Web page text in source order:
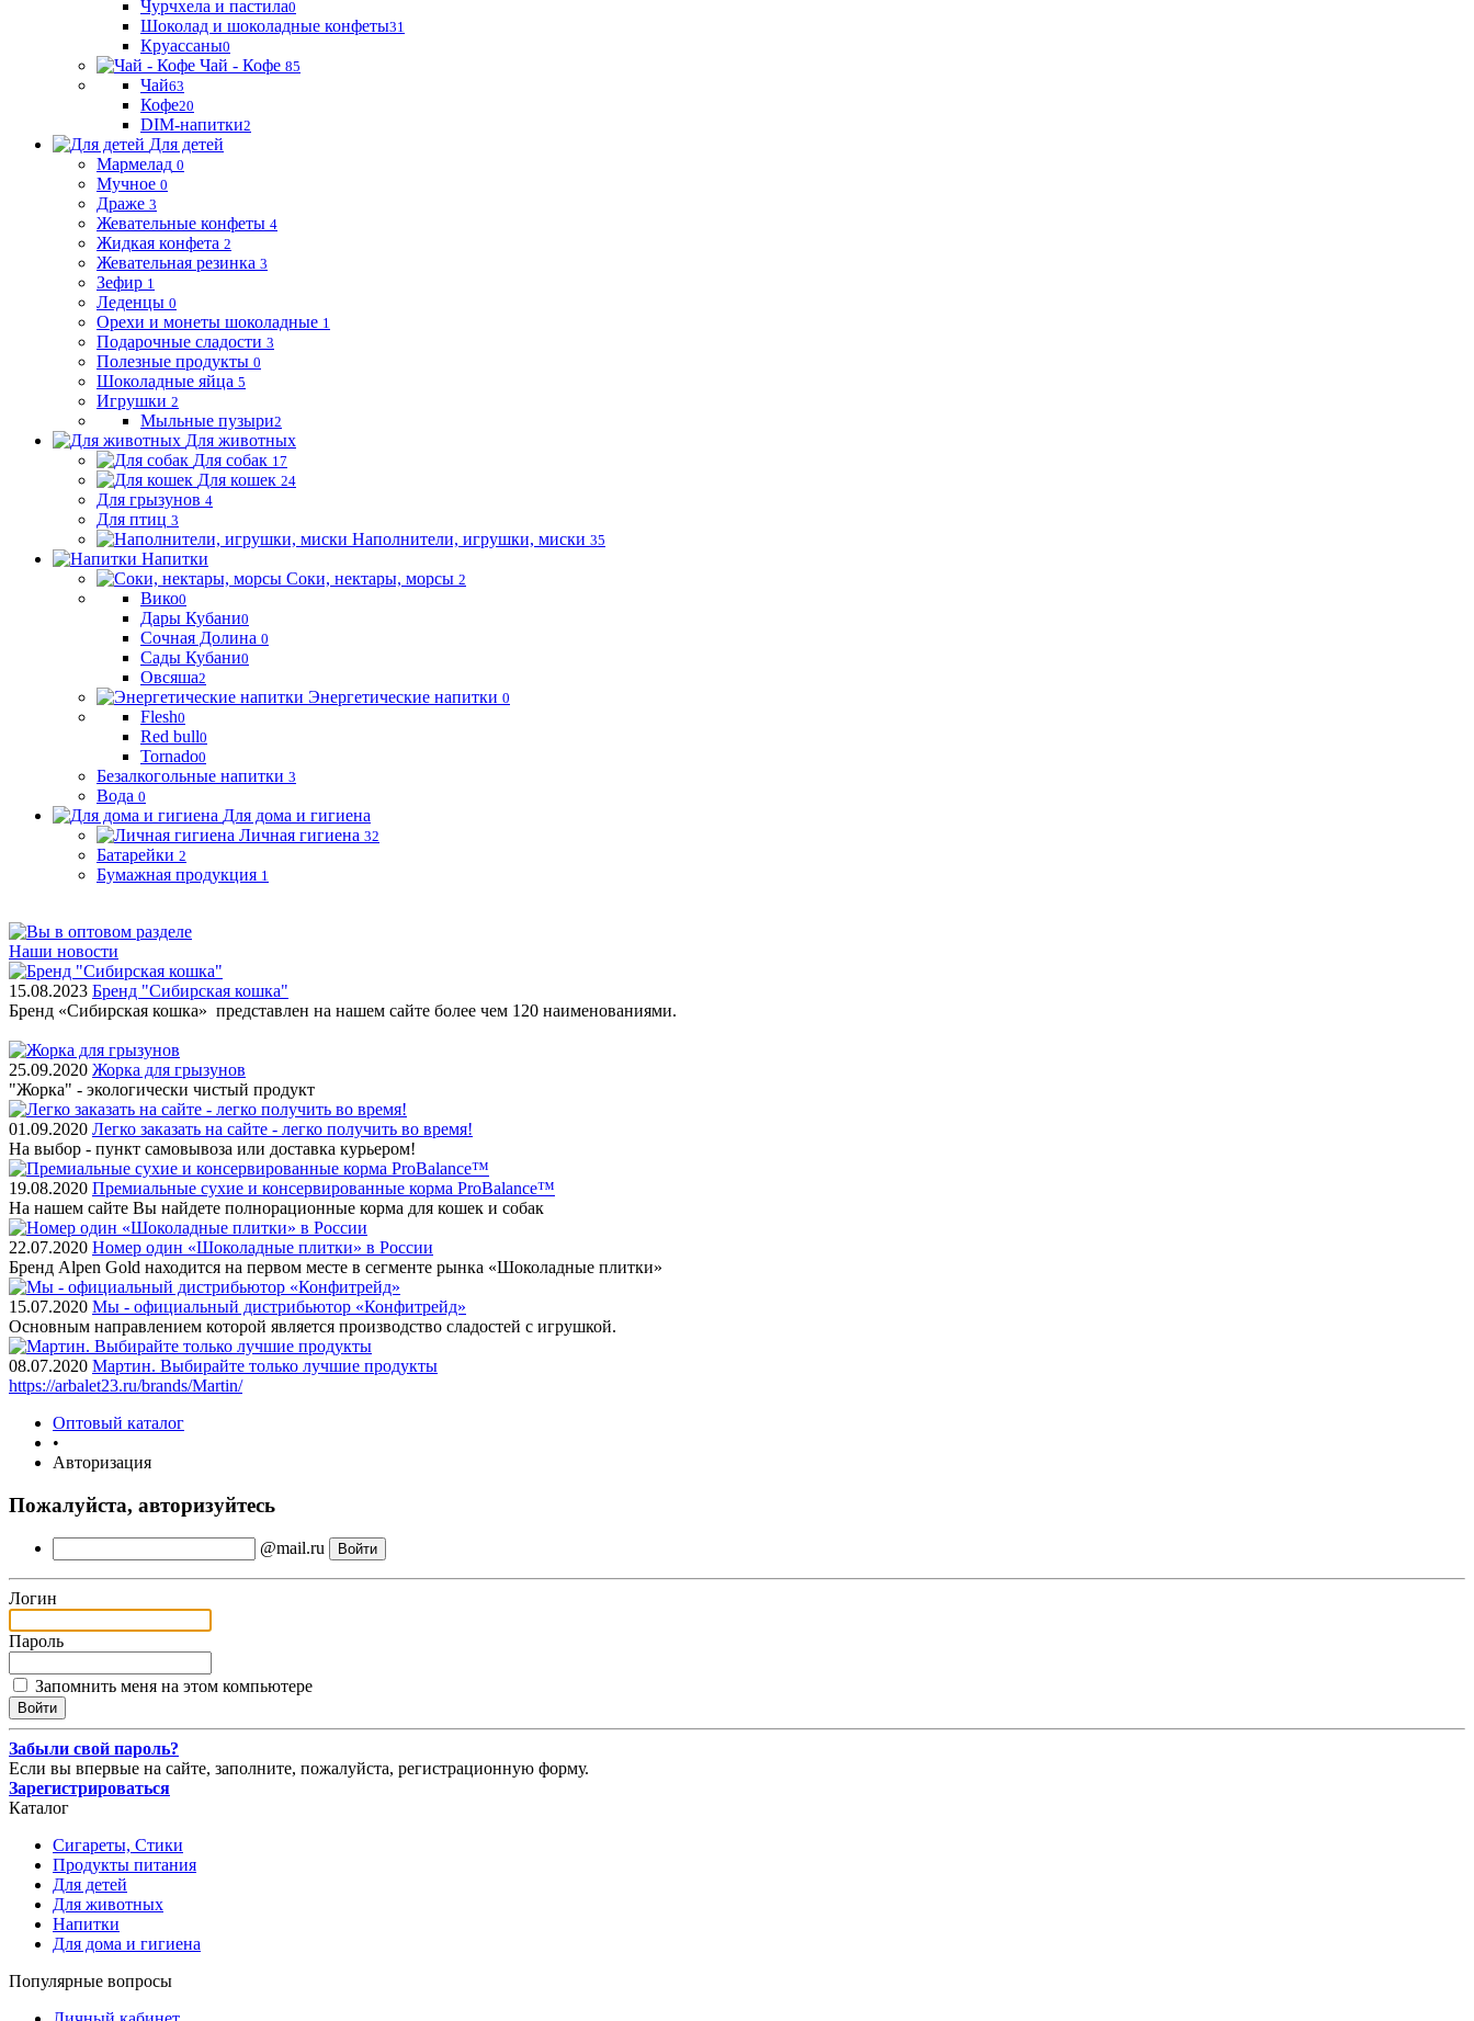
Чурчхела и пастила0
Шоколад и шоколадные конфеты31
Круассаны0
Чай - Кофе 85
Чай63
Кофе20
DIM-напитки2
Для детей
Мармелад 0
Мучное 0
Драже 3
Жевательные конфеты 4
Жидкая конфета 2
Жевательная резинка 3
Зефир 1
Леденцы 0
Орехи и монеты шоколадные 1
Подарочные сладости 3
Полезные продукты 0
Шоколадные яйца 5
Игрушки 2
Мыльные пузыри2
Для животных
Для собак 17
Для кошек 24
Для грызунов 4
Для птиц 3
Наполнители, игрушки, миски 35
Напитки
Соки, нектары, морсы 2
Вико0
Дары Кубани0
Сочная Долина 0
Сады Кубани0
Овсяша2
Энергетические напитки 0
Flesh0
Red bull0
Tornado0
Безалкогольные напитки 3
Вода 0
Для дома и гигиена
Личная гигиена 32
Батарейки 2
Бумажная продукция 1
Наши новости
15.08.2023 Бренд "Сибирская кошка"
Бренд «Сибирская кошка» представлен на нашем сайте более чем 120 наименованиями.
25.09.2020 Жорка для грызунов
"Жорка" - экологически чистый продукт
01.09.2020 Легко заказать на сайте - легко получить во время!
На выбор - пункт самовывоза или доставка курьером!
19.08.2020 Премиальные сухие и консервированные корма ProBalance™
На нашем сайте Вы найдете полнорационные корма для кошек и собак
22.07.2020 Номер один «Шоколадные плитки» в России
Бренд Alpen Gold находится на первом месте в сегменте рынка «Шоколадные плитки»
15.07.2020 Мы - официальный дистрибьютор «Конфитрейд»
Основным направлением которой является производство сладостей с игрушкой.
08.07.2020 Мартин. Выбирайте только лучшие продукты
https://arbalet23.ru/brands/Martin/
Оптовый каталог
•
Авторизация
Пожалуйста, авторизуйтесь
@mail.ru
Логин
Пароль
Запомнить меня на этом компьютере
Забыли свой пароль?
Если вы впервые на сайте, заполните, пожалуйста, регистрационную форму.
Зарегистрироваться
Каталог
Сигареты, Стики
Продукты питания
Для детей
Для животных
Напитки
Для дома и гигиена
Популярные вопросы